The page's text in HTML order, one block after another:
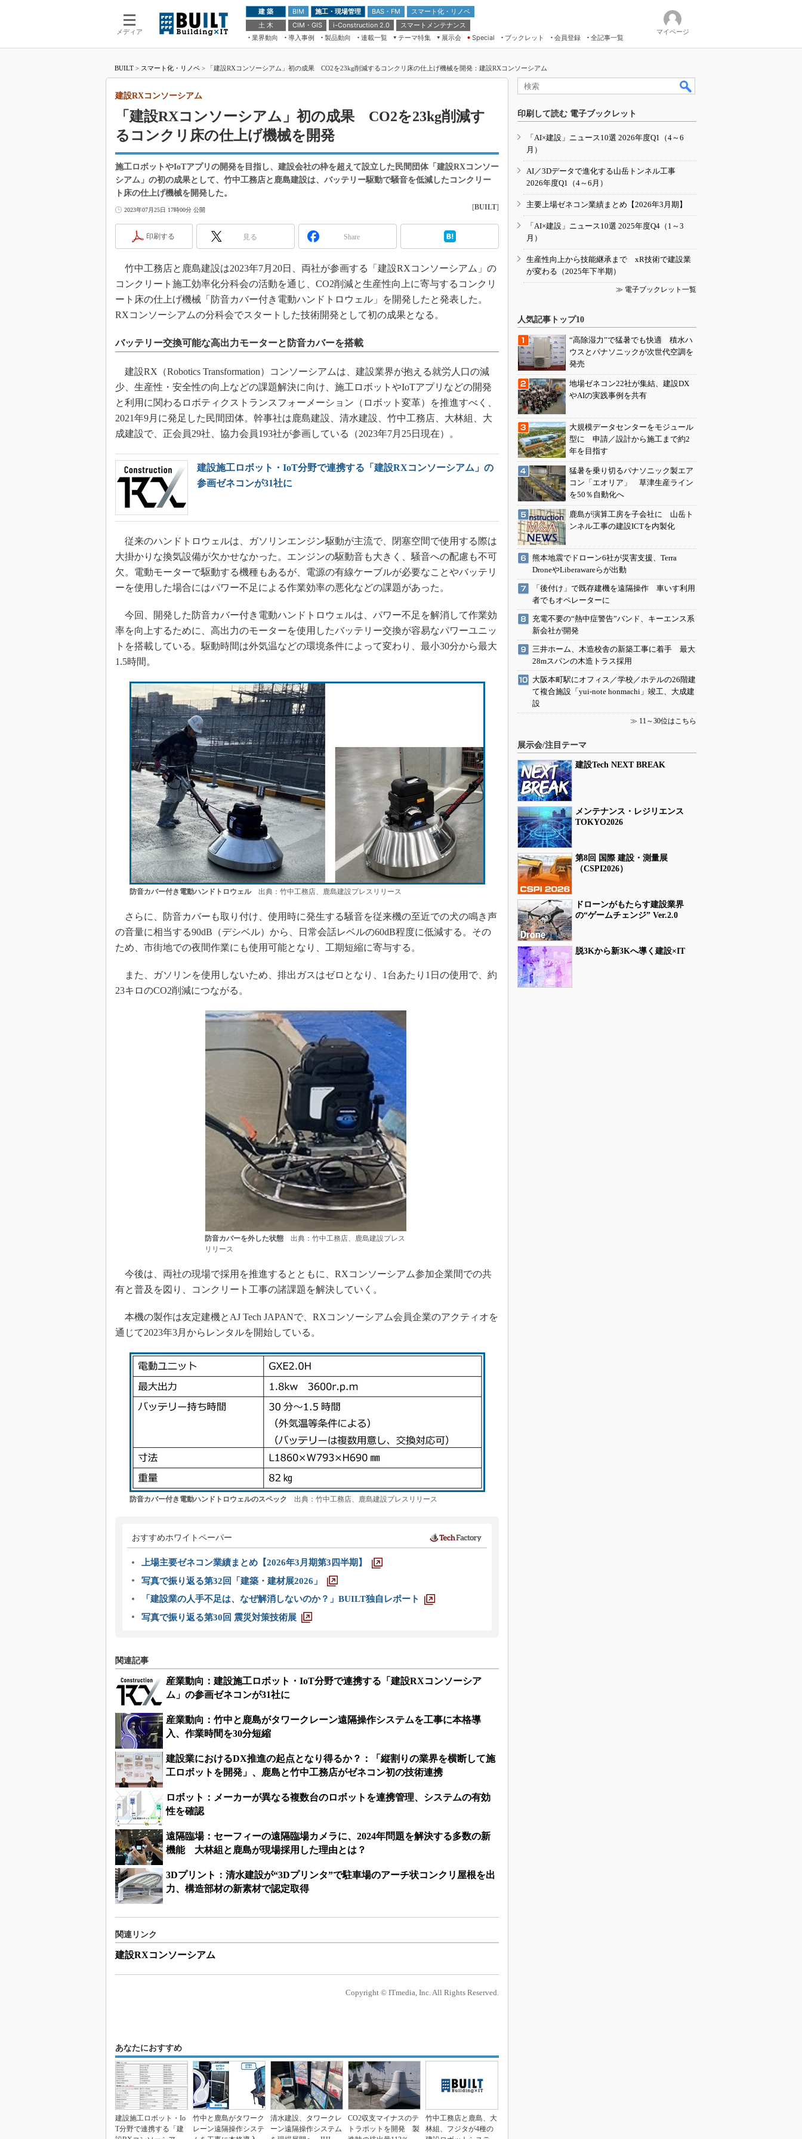
メディア
建 築 BIM 施工・現場管理 BAS・FM
スマート化・リノベ
土 木
CIM・GIS i-Construction 2.0
スマートメンテナンス
業界動向
導入事例 製品動向 連載一覧
テーマ特集
ドローンがもたらす建設業界の“ゲー
ムチェンジ” Ver.2.0
“Society5.0”時代のスマートビル
VR／ARが描くモノづくりのミライ
展示会
第8回 国際 建設・測量展
築・土木・不動産の先端技術展－
Japan Drone 2023
メンテナンス・レジリエンスOSAKA
日本 ものづくりワールド 2020
IGAS2018
Special ブックレット 会員登録 全記事一覧
マイページ
BUILT > スマート化・リノベ > 「建設RXコンソーシアム」初の成果 CO2を23kg削減するコンクリ床の仕上げ機械を開発：建設RXコンソーシアム
「建設RXコンソーシアム」初の成果 CO2を23kg削減す
るコンクリ床の仕上げ機械を開発
建設RXコンソーシアム
施工ロボットやIoTアプリの開発を目指し、建設会社の枠を超えて設立した民間団体「建設RXコンソー
シアム」の初の成果として、竹中工務店と鹿島建設は、バッテリー駆動で騒音を低減したコンクリー
ト床の仕上げ機械を開発した。
2023年07月25日 17時00分 公開 [BUILT]
印刷する 見る Share
竹中工務店と鹿島建設は2023年7月20日、両社が参画する「建設RXコンソーシアム」の
コンクリート施工効率化分科会の活動を通じ、CO2削減と生産性向上に寄与するコンクリ
ート床の仕上げ機械「防音カバー付き電動ハンドトロウェル」を開発したと発表した。
RXコンソーシアムの分科会でスタートした技術開発として初の成果となる。
バッテリー交換可能な高出力モーターと防音カバーを搭載
建設RX（Robotics Transformation）コンソーシアムは、建設業界が抱える就労人口の減
少、生産性・安全性の向上などの課題解決に向け、施工ロボットやIoTアプリなどの開発
と利用に関わるロボティクストランスフォーメーション（ロボット変革）を推進すべく、
2021年9月に発足した民間団体。幹事社は鹿島建設、清水建設、竹中工務店、大林組、大
成建設で、正会員29社、協力会員193社が参画している（2023年7月25日現在）。
建設施工ロボット・IoT分野で連携する「建設RXコンソーシアム」の
参画ゼネコンが31社に
従来のハンドトロウェルは、ガソリンエンジン駆動が主流で、閉塞空間で使用する際は
大掛かりな換気設備が欠かせなかった。エンジンの駆動音も大きく、騒音への配慮も不可
欠。電動モーターで駆動する機種もあるが、電源の有線ケーブルが必要なことやバッテリ
ーを使用した場合にはパワー不足による作業効率の悪化などの課題があった。
今回、開発した防音カバー付き電動ハンドトロウェルは、パワー不足を解消して作業効
率を向上するために、高出力のモーターを使用したバッテリー交換が容易なパワーユニッ
トを搭載している。駆動時間は外気温などの環境条件によって変わり、最小30分から最大
1.5時間。
防音カバー付き電動ハンドトロウェル出典：竹中工務店、鹿島建設プレスリリース
さらに、防音カバーも取り付け、使用時に発生する騒音を従来機の至近での犬の鳴き声
の音量に相当する90dB（デシベル）から、日常会話レベルの60dB程度に低減する。その
ため、市街地での夜間作業にも使用可能となり、工期短縮に寄与する。
また、ガソリンを使用しないため、排出ガスはゼロとなり、1台あたり1日の使用で、約
23キロのCO2削減につながる。
防音カバーを外した状態出典：竹中工務店、鹿島建設プレス
リリース
今後は、両社の現場で採用を推進するとともに、RXコンソーシアム参加企業間での共
有と普及を図り、コンクリート工事の諸課題を解決していく。
本機の製作は友定建機とAJ Tech JAPANで、RXコンソーシアム会員企業のアクティオを
通じて2023年3月からレンタルを開始している。
防音カバー付き電動ハンドトロウェルのスペック 出典：竹中工務店、鹿島建設プレスリリース
おすすめホワイトペーパー
上場主要ゼネコン業績まとめ【2026年3月期第3四半期】
写真で振り返る第32回「建築・建材展2026」
「建設業の人手不足は、なぜ解消しないのか？」BUILT独自レポート
写真で振り返る第30回 震災対策技術展
関連記事
産業動向：建設施工ロボット・IoT分野で連携する「建設RXコンソーシア
ム」の参画ゼネコンが31社に
産業動向：竹中と鹿島がタワークレーン遠隔操作システムを工事に本格導
入、作業時間を30分短縮
建設業におけるDX推進の起点となり得るか？：「縦割りの業界を横断して施
工ロボットを開発」、鹿島と竹中工務店がゼネコン初の技術連携
ロボット：メーカーが異なる複数台のロボットを連携管理、システムの有効
性を確認
遠隔臨場：セーフィーの遠隔臨場カメラに、2024年問題を解決する多数の新
機能 大林組と鹿島が現場採用した理由とは？
3Dプリント：清水建設が“3Dプリンタ”で駐車場のアーチ状コンクリ屋根を出
力、構造部材の新素材で認定取得
関連リンク
建設RXコンソーシアム
Copyright © ITmedia, Inc. All Rights Reserved.
あなたにおすすめ
建設施工ロボット・Io
T分野で連携する「建
竹中と鹿島がタワーク
レーン遠隔操作システ
清水建設、タワークレ
ーン遠隔操作システム
CO2収支マイナスのテ
トラポットを開発 製
竹中工務店と鹿島、大
林組、フジタが4種の
印刷して読む 電子ブックレット
「AI×建設」ニュース10選 2026年度Q1（4～6
月）
AI／3Dデータで進化する山岳トンネル工事
2026年度Q1（4～6月）
主要上場ゼネコン業績まとめ【2026年3月期】
「AI×建設」ニュース10選 2025年度Q4（1～3
月）
生産性向上から技能継承まで xR技術で建設業
が変わる（2025年下半期）
≫ 電子ブックレット一覧
人気記事トップ10
“高除湿力”で猛暑でも快適 積水ハ
ウスとパナソニックが次世代空調を
発売
地場ゼネコン22社が集結、建設DX
やAIの実践事例を共有
大規模データセンターをモジュール
型に 申請／設計から施工まで約2
年を目指す
猛暑を乗り切るパナソニック製エア
コン「エオリア」 草津生産ライン
を50％自動化へ
鹿島が演算工房を子会社に 山岳ト
ンネル工事の建設ICTを内製化
熊本地震でドローン6社が災害支援、Terra
DroneやLiberawareらが出動
「後付け」で既存建機を遠隔操作 車いす利用
者でもオペレーターに
充電不要の“熱中症警告”バンド、キーエンス系
新会社が開発
三井ホーム、木造校舎の新築工事に着手 最大
28mスパンの木造トラス採用
大阪本町駅にオフィス／学校／ホテルの26階建
て複合施設「yui-note honmachi」竣工、大成建
設
≫ 11～30位はこちら
展示会/注目テーマ
建設Tech NEXT BREAK
メンテナンス・レジリエンス
TOKYO2026
第8回 国際 建設・測量展
（CSPI2026）
ドローンがもたらす建設業界
の“ゲームチェンジ” Ver.2.0
脱3Kから新3Kへ導く建設×IT